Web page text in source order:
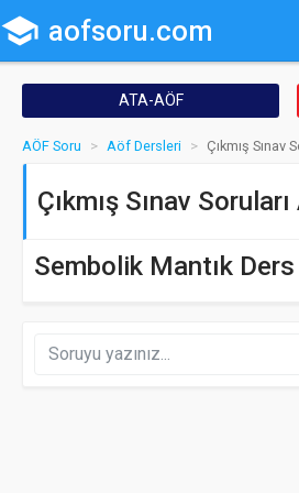
school aofsoru.com
ATA-AÖF
AÖF Soru Aöf Dersleri Çıkmış Sınav
Çıkmış Sınav
Sembolik Mantık Ders